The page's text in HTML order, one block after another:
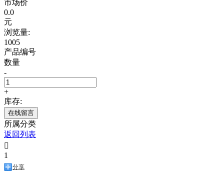
市场价
0.0
元
浏览量:
1005
产品编号
数量
-
+
库存:
在线留言
所属分类
返回列表

1
分享